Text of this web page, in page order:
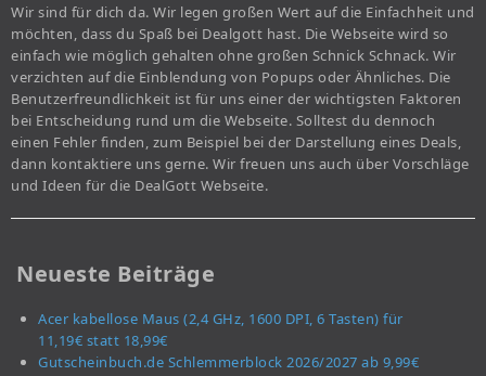
Wir sind für dich da. Wir legen großen Wert auf die Einfachheit und
möchten, dass du Spaß bei Dealgott hast. Die Webseite wird so
einfach wie möglich gehalten ohne großen Schnick Schnack. Wir
verzichten auf die Einblendung von Popups oder Ähnliches. Die
Benutzerfreundlichkeit ist für uns einer der wichtigsten Faktoren
bei Entscheidung rund um die Webseite. Solltest du dennoch
einen Fehler finden, zum Beispiel bei der Darstellung eines Deals,
dann kontaktiere uns gerne. Wir freuen uns auch über Vorschläge
und Ideen für die DealGott Webseite.
Neueste Beiträge
Acer kabellose Maus (2,4 GHz, 1600 DPI, 6 Tasten) für
11,19€ statt 18,99€
Gutscheinbuch.de Schlemmerblock 2026/2027 ab 9,99€